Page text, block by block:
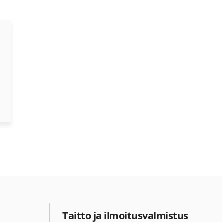
Taitto ja ilmoitusvalmistus